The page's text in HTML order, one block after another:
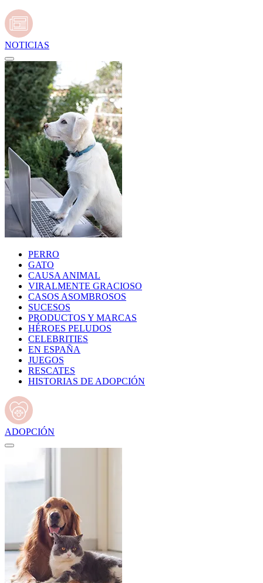
NOTICIAS
PERRO
GATO
CAUSA ANIMAL
VIRALMENTE GRACIOSO
CASOS ASOMBROSOS
SUCESOS
PRODUCTOS Y MARCAS
HÉROES PELUDOS
CELEBRITIES
EN ESPAÑA
JUEGOS
RESCATES
HISTORIAS DE ADOPCIÓN
ADOPCIÓN